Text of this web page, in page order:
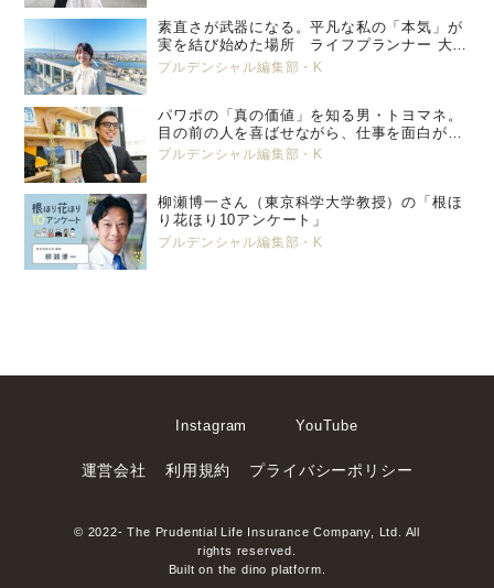
素直さが武器になる。平凡な私の「本気」が
実を結び始めた場所 ライフプランナー 大塚
美那
プルデンシャル編集部・K
パワポの「真の価値」を知る男・トヨマネ。
目の前の人を喜ばせながら、仕事を面白がっ
ていく
プルデンシャル編集部・K
柳瀬博一さん（東京科学大学教授）の「根ほ
り花ほり10アンケート」
プルデンシャル編集部・K
Instagram YouTube
運営会社 利用規約 プライバシーポリシー
© 2022- The Prudential Life Insurance Company, Ltd. All
rights reserved.
Built on the dino platform